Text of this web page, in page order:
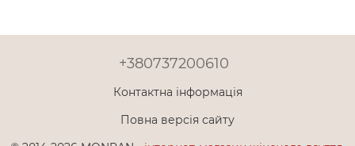
+380737200610
Контактна інформація
Повна версія сайту